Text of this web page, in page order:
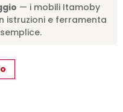
— i mobili Itamoby
istruzioni e ferramenta